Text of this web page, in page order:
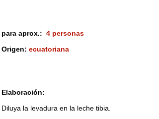
Elaboración:
Diluya la levadura en la leche tibia.
para aprox.: 4 personas
Origen: ecuatoriana